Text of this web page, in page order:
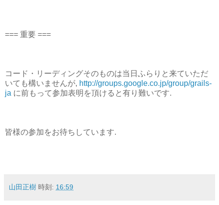
=== 重要 ===
コード・リーディングそのものは当日ふらりと来ていただ
いても構いませんが, http://groups.google.co.jp/group/grails-
ja に前もって参加表明を頂けると有り難いです.
皆様の参加をお待ちしています.
山田正樹 時刻: 16:59